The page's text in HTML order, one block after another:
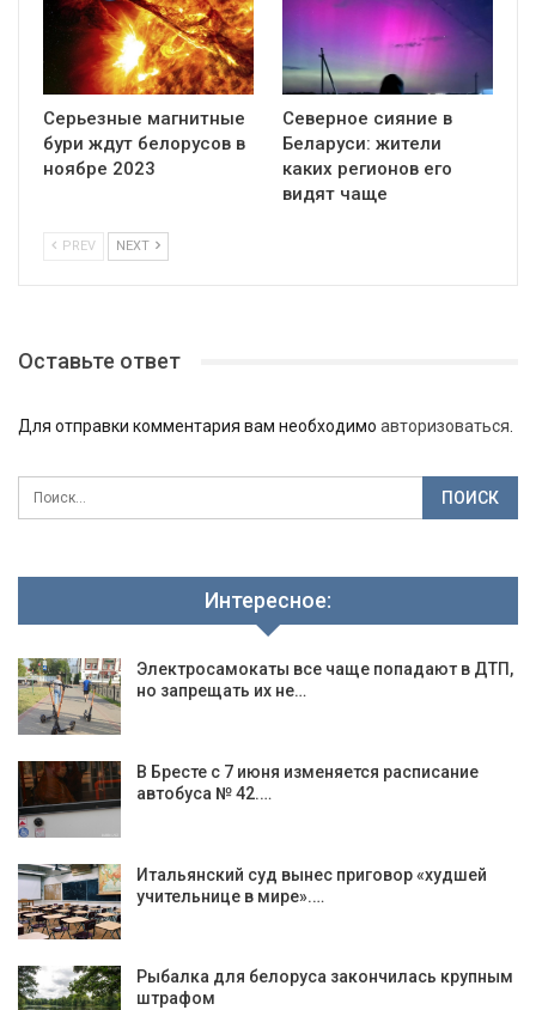
Серьезные магнитные
бури ждут белорусов в
ноябре 2023
Северное сияние в
Беларуси: жители
каких регионов его
видят чаще
PREV NEXT
Оставьте ответ
Для отправки комментария вам необходимо авторизоваться.
Интересное:
Электросамокаты все чаще попадают в ДТП,
но запрещать их не…
В Бресте с 7 июня изменяется расписание
автобуса № 42.…
Итальянский суд вынес приговор «худшей
учительнице в мире».…
Рыбалка для белоруса закончилась крупным
штрафом